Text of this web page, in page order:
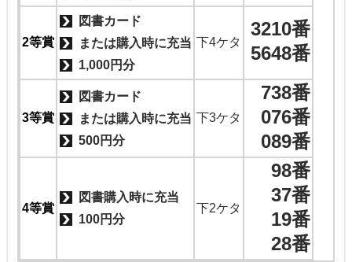
2等賞
図書カード
または購入時に充当
1,000円分
下4ケタ
3210番
5648番
3等賞
図書カード
または購入時に充当
500円分
下3ケタ
738番
076番
089番
4等賞
図書購入時に充当
100円分
下2ケタ
98番
37番
19番
28番